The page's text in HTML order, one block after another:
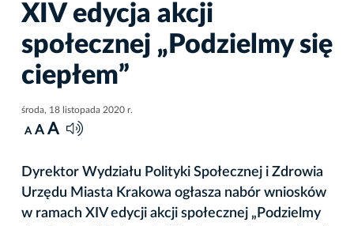
XIV edycja akcji
społecznej „Podzielmy się
ciepłem”
środa, 18 listopada 2020 r.
A A A
Dyrektor Wydziału Polityki Społecznej i Zdrowia
Urzędu Miasta Krakowa ogłasza nabór wniosków
w ramach XIV edycji akcji społecznej „Podzielmy